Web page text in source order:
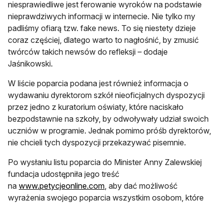
niesprawiedliwe jest ferowanie wyroków na podstawie
nieprawdziwych informacji w internecie. Nie tylko my
padliśmy ofiarą tzw. fake news. To się niestety dzieje
coraz częściej, dlatego warto to nagłośnić, by zmusić
twórców takich newsów do refleksji – dodaje
Jaśnikowski.
W liście poparcia podana jest również informacja o
wydawaniu dyrektorom szkół nieoficjalnych dyspozycji
przez jedno z kuratorium oświaty, które naciskało
bezpodstawnie na szkoły, by odwoływały udział swoich
uczniów w programie. Jednak pomimo próśb dyrektorów,
nie chcieli tych dyspozycji przekazywać pisemnie.
Po wysłaniu listu poparcia do Minister Anny Zalewskiej
fundacja udostępniła jego treść
na www.petycjeonline.comotwiera się w nowej karcie
, aby dać możliwość
wyrażenia swojego poparcia wszystkim osobom, które